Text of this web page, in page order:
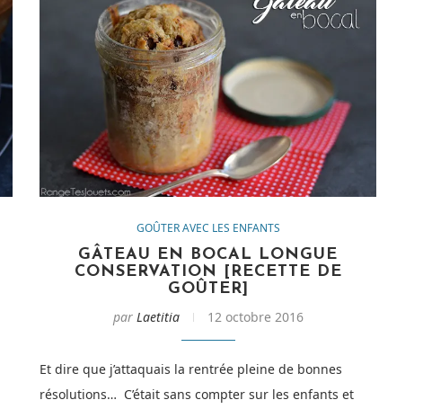
GOÛTER AVEC LES ENFANTS
GÂTEAU EN BOCAL LONGUE
CONSERVATION [RECETTE DE
GOÛTER]
par Laetitia 12 octobre 2016
Et dire que j’attaquais la rentrée pleine de bonnes
résolutions… C’était sans compter sur les enfants et